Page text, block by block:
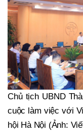
Chủ tịch UBND
cuộc làm việc với
hội Hà Nội (Ảnh: